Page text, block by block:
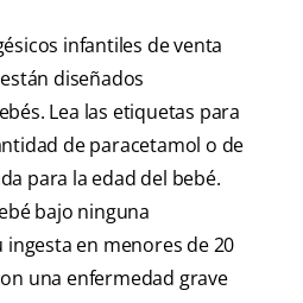
infantiles de venta
diseñados
Lea las etiquetas para
de paracetamol o de
para la edad del bebé.
bajo ninguna
ingesta en menores de 20
una enfermedad grave